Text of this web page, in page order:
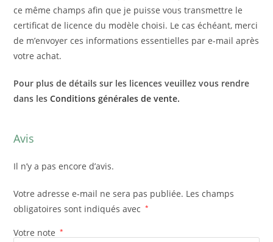
ce même champs afin que je puisse vous transmettre le
certificat de licence du modèle choisi. Le cas échéant, merci
de m’envoyer ces informations essentielles par e-mail après
votre achat.
Pour plus de détails sur les licences veuillez vous rendre
dans lesConditions générales de vente.
Avis
Il n’y a pas encore d’avis.
Votre adresse e-mail ne sera pas publiée. Les champs
obligatoires sont indiqués avec
*
Votre note *